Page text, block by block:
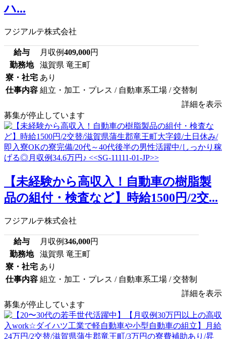
ハ...
フジアルテ株式会社
給与 月収例409,000円
勤務地
滋賀県 竜王町
寮・社宅 あり
仕事内容 組立・加工・プレス / 自動車系工場 / 交替制
詳細を表示
募集が停止しています
【未経験から高収入！自動車の樹脂製
品の組付・検査など】時給1500円/2交...
フジアルテ株式会社
給与 月収例346,000円
勤務地
滋賀県 竜王町
寮・社宅 あり
仕事内容 組立・加工・プレス / 自動車系工場 / 交替制
詳細を表示
募集が停止しています